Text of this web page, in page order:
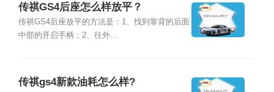
传祺GS4后座怎么样放平？
传祺GS4后座放平的方法是：1、找到靠背的后面
中部的开启手柄；2、往外...
传祺gs4新款油耗怎么样?